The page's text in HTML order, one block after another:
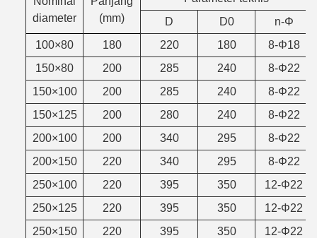
diameter
(mm)
D
D0
n-Φ
100×80
180 220 180
8-Φ18
150×80
200 285 240
8-Φ22
150×100
200 285 240
8-Φ22
150×125
200 280 240
8-Φ22
200×100
200 340 295
8-Φ22
200×150
220 340 295
8-Φ22
250×100
220 395 350
12-Φ22
250×125
220 395 350
12-Φ22
250×150
220 395 350
12-Φ22